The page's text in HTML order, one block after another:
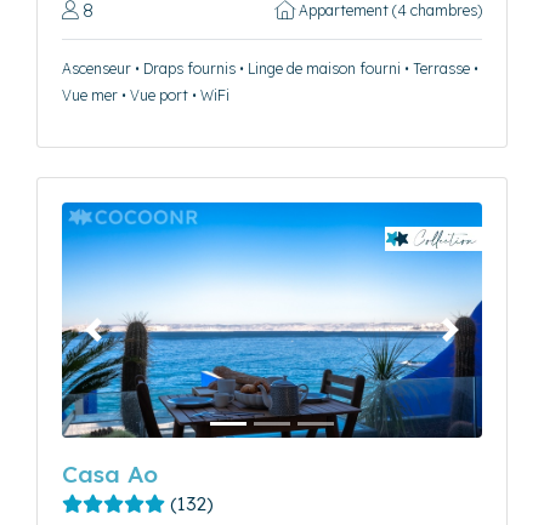
8 Appartement (4 chambres)
Ascenseur • Draps fournis • Linge de maison fourni • Terrasse •
Vue mer • Vue port • WiFi
Précédent Suivant
Casa Ao
(132)